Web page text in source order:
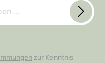
zur Kenntnis